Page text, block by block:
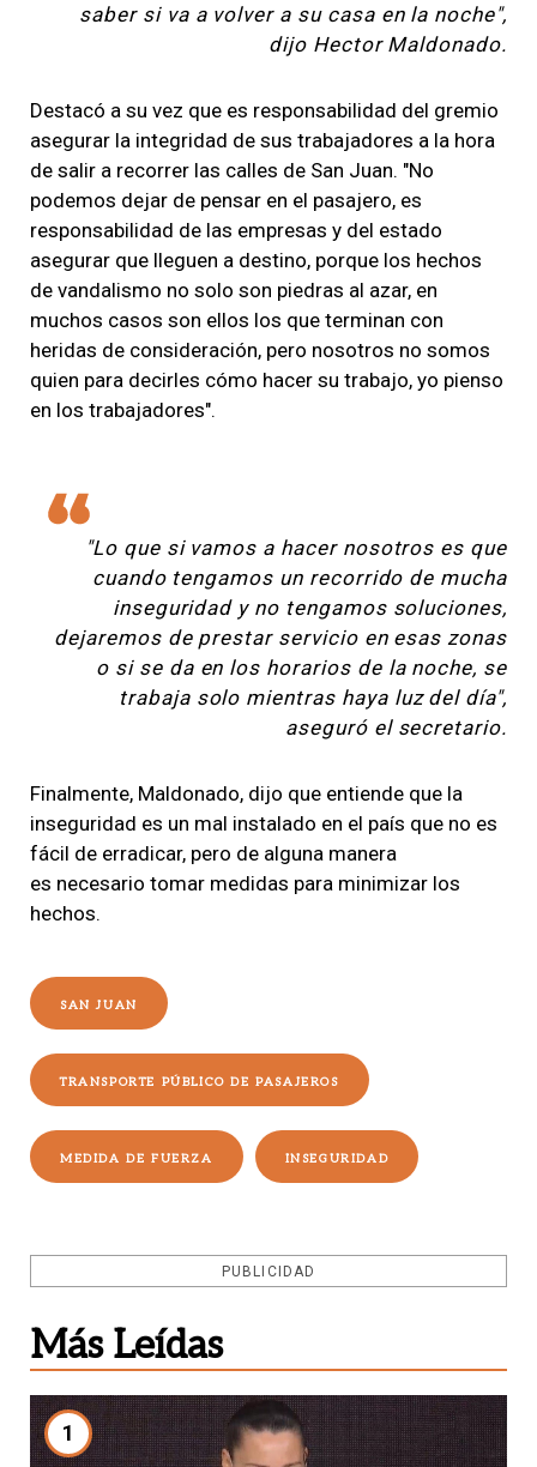
saber si va a volver a su casa en la noche",
dijo Hector Maldonado.
Destacó a su vez que es responsabilidad del gremio
asegurar la integridad de sus trabajadores a la hora
de salir a recorrer las calles de San Juan. "No
podemos dejar de pensar en el pasajero, es
responsabilidad de las empresas y del estado
asegurar que lleguen a destino, porque los hechos
de vandalismo no solo son piedras al azar, en
muchos casos son ellos los que terminan con
heridas de consideración, pero nosotros no somos
quien para decirles cómo hacer su trabajo, yo pienso
en los trabajadores".
"Lo que si vamos a hacer nosotros es que
cuando tengamos un recorrido de mucha
inseguridad y no tengamos soluciones,
dejaremos de prestar servicio en esas zonas
o si se da en los horarios de la noche, se
trabaja solo mientras haya luz del día",
aseguró el secretario.
Finalmente, Maldonado, dijo que entiende que la
inseguridad es un mal instalado en el país que no es
fácil de erradicar, pero de alguna manera
es necesario tomar medidas para minimizar los
hechos.
SAN JUAN
TRANSPORTE PÚBLICO DE PASAJEROS
MEDIDA DE FUERZA INSEGURIDAD
PUBLICIDAD
Más Leídas
1